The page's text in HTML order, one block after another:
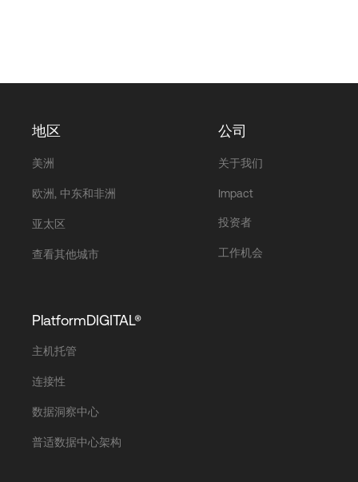
地区
美洲
欧洲, 中东和非洲
亚太区
查看其他城市
公司
关于我们
Impact
投资者
工作机会
PlatformDIGITAL®
主机托管
连接性
数据洞察中心
普适数据中心架构